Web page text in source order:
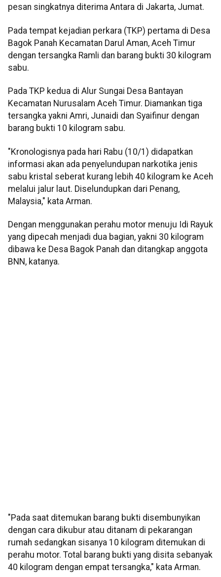
pesan singkatnya diterima Antara di Jakarta, Jumat.
Pada tempat kejadian perkara (TKP) pertama di Desa
Bagok Panah Kecamatan Darul Aman, Aceh Timur
dengan tersangka Ramli dan barang bukti 30 kilogram
sabu.
Pada TKP kedua di Alur Sungai Desa Bantayan
Kecamatan Nurusalam Aceh Timur. Diamankan tiga
tersangka yakni Amri, Junaidi dan Syaifinur dengan
barang bukti 10 kilogram sabu.
"Kronologisnya pada hari Rabu (10/1) didapatkan
informasi akan ada penyelundupan narkotika jenis
sabu kristal seberat kurang lebih 40 kilogram ke Aceh
melalui jalur laut. Diselundupkan dari Penang,
Malaysia," kata Arman.
Dengan menggunakan perahu motor menuju Idi Rayuk
yang dipecah menjadi dua bagian, yakni 30 kilogram
dibawa ke Desa Bagok Panah dan ditangkap anggota
BNN, katanya.
"Pada saat ditemukan barang bukti disembunyikan
dengan cara dikubur atau ditanam di pekarangan
rumah sedangkan sisanya 10 kilogram ditemukan di
perahu motor. Total barang bukti yang disita sebanyak
40 kilogram dengan empat tersangka," kata Arman.